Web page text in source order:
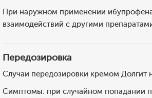
При наружном применении
взаимодействий с другими
Передозировка
Случаи передозировки кремом Долгит
Симптомы: при случайном попадании